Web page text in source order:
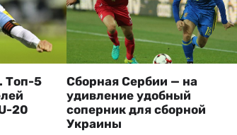
Топ-5
20
Сборная Сербии — на
удивление удобный
соперник для сборной
Украины